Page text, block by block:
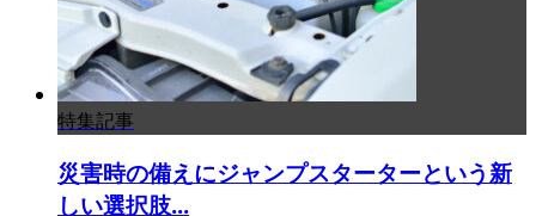
特集記事
災害時の備えにジャンプスターターという新
しい選択肢...